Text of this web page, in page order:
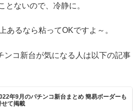
とないので、冷静に。
あるなら粘ってOKですよ～。
ンコ新台が気になる人は以下の記事
年9月のパチンコ新台まとめ 簡易ボーダーも
せて掲載